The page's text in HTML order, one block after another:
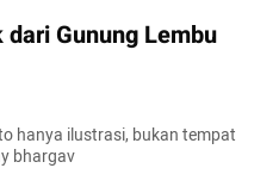
Gunung Lembu
hanya ilustrasi, bukan tempat
bhargav